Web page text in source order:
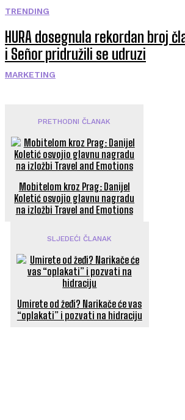
TRENDING
HURA dosegnula rekordan broj
i Señor pridružili se udruzi
MARKETING
PRETHODNI ČLANAK
Mobitelom kroz Prag: Danijel
Koletić osvojio glavnu nagradu
na izložbi Travel and Emotions
SLJEDEĆI ČLANAK
Umirete od žeđi? Narikače će vas
“oplakati” i pozvati na hidraciju